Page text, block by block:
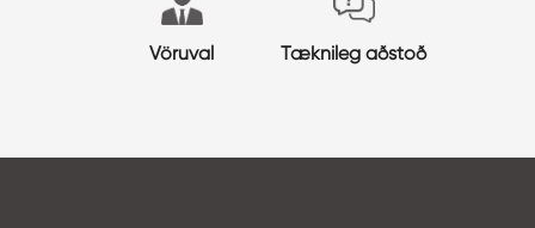
Vöruval Tæknileg aðstoð